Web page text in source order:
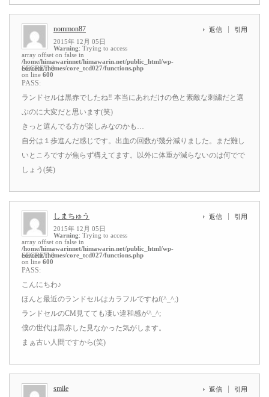
nommon87
2015年 12月 05日
Warning: Trying to access
array offset on false in
/home/himawarinnet/himawarin.net/public_html/wp-
content/themes/core_tcd027/functions.php
on line 600
返信 引用
SECRET: 0
PASS:
ランドセルは黒赤でしたね‼ 本当にあれだけの色と素敵な刺繍だと選
ぶのに大変だと思います(笑)
きっと選んでる方が楽しみなのかも…
自分は１歩進んだ感じです。出血の回数が幾分減りました。まだ難し
いところですが焦らず構えてます。以外に体重が減らないのは何でで
しょう(笑)
しまちゅう
2015年 12月 05日
Warning: Trying to access
array offset on false in
/home/himawarinnet/himawarin.net/public_html/wp-
content/themes/core_tcd027/functions.php
on line 600
返信 引用
SECRET: 0
PASS:
こんにちわ♪
ほんと最近のランドセルはカラフルですねf(^_^;)
ランドセルのCM見てても凄い違和感が^_^;
僕の世代は黒赤した見なかった気がします。
まぁ古い人間ですから(笑)
smile 返信 引用